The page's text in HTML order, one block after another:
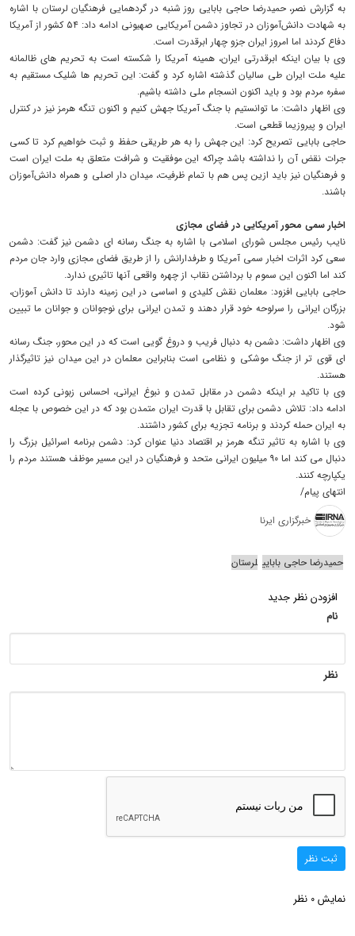
به گزارش نصر، حمیدرضا حاجی بابایی روز شنبه در گردهمایی فرهنگیان لرستان با اشاره
به شهادت دانش‌آموزان در تجاوز دشمن آمریکایی صهیونی ادامه داد: ۵۴ کشور از آمریکا
دفاع کردند اما امروز ایران جزو چهار ابرقدرت است.
وی با بیان اینکه ابرقدرتی ایران، همینه آمریکا را شکسته است به تحریم های ظالمانه
علیه ملت ایران طی سالیان گذشته اشاره کرد و گفت: این تحریم ها شلیک مستقیم به
سفره مردم بود و باید اکنون انسجام ملی داشته باشیم.
وی اظهار داشت: ما توانستیم با جنگ آمریکا جهش کنیم و اکنون تنگه هرمز نیز در کنترل
ایران و پیروزیما قطعی است.
حاجی بابایی تصریح کرد: این جهش را به هر طریقی حفظ و ثبت خواهیم کرد تا کسی
جرات نقض آن را نداشته باشد چراکه این موفقیت و شرافت متعلق به ملت ایران است
و فرهنگیان نیز باید ازین پس هم با تمام ظرفیت، میدان دار اصلی و همراه دانش‌آموزان
باشند.
اخبار سمی محور آمریکایی در فضای مجازی
نایب رئیس مجلس شورای اسلامی با اشاره به جنگ رسانه ای دشمن نیز گفت: دشمن
سعی کرد اثرات اخبار سمی آمریکا و طرفدارانش را از طریق فضای مجازی وارد جان مردم
کند اما اکنون این سموم با برداشتن نقاب از چهره واقعی آنها تاثیری ندارد.
حاجی بابایی افزود: معلمان نقش کلیدی و اساسی در این زمینه دارند تا دانش آموزان،
بزرگان ایرانی را سرلوحه خود قرار دهند و تمدن ایرانی برای نوجوانان و جوانان ما تبیین
شود.
وی اظهار داشت: دشمن به دنبال فریب و دروغ گویی است که در این محور، جنگ رسانه
ای قوی تر از جنگ موشکی و نظامی است بنابراین معلمان در این میدان نیز تاثیرگذار
هستند.
وی با تاکید بر اینکه دشمن در مقابل تمدن و نبوغ ایرانی، احساس زبونی کرده است
ادامه داد: تلاش دشمن برای تقابل با قدرت ایران متمدن بود که در این خصوص با عجله
به ایران حمله کردند و برنامه تجزیه برای کشور داشتند.
وی با اشاره به تاثیر تنگه هرمز بر اقتصاد دنیا عنوان کرد: دشمن برنامه اسرائیل بزرگ را
دنبال می کند اما ۹۰ میلیون ایرانی متحد و فرهنگیان در این مسیر موظف هستند مردم را
یکپارچه کنند.
انتهای پیام/
خبرگزاری ایرنا
حمیدرضا حاجی بابایی لرستان
افزودن نظر جدید
نام
نظر
ثبت نظر
نمایش 0 نظر